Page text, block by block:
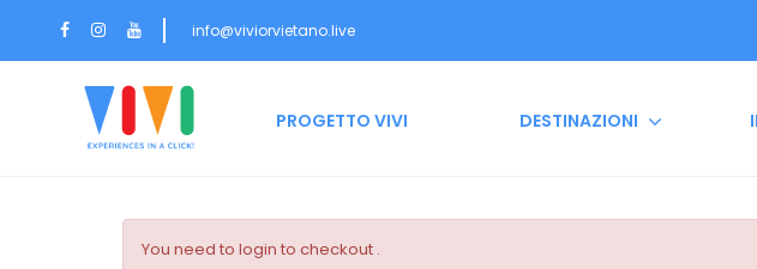
info@viviorvietano.live
HOME PROGETTO VIVI DESTINAZIONI
You need to login to checkout .